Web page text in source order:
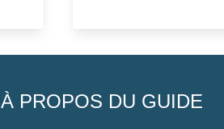
À PROPOS DU GUIDE